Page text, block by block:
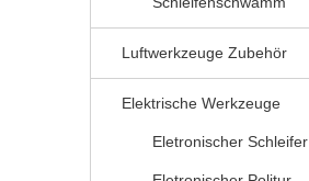
Luftwerkzeuge Zubehör
Elektrische Werkzeuge
Eletronischer Schleifer